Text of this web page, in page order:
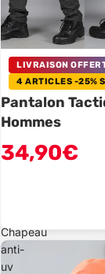
LIVRAISON
4 ARTICLES -25%
Pantalon
Hommes
34,90€
Chapeau
anti-
uv